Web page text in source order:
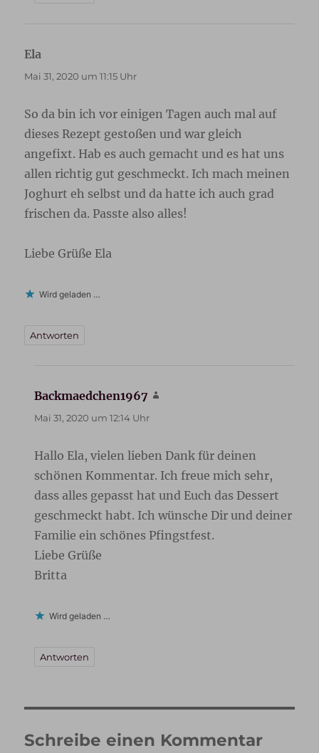
Ela
Mai 31, 2020 um 11:15 Uhr
So da bin ich vor einigen Tagen auch mal auf
dieses Rezept gestoßen und war gleich
angefixt. Hab es auch gemacht und es hat uns
allen richtig gut geschmeckt. Ich mach meinen
Joghurt eh selbst und da hatte ich auch grad
frischen da. Passte also alles!
Liebe Grüße Ela
Wird geladen …
Antworten
Backmaedchen1967
Mai 31, 2020 um 12:14 Uhr
Hallo Ela, vielen lieben Dank für deinen
schönen Kommentar. Ich freue mich sehr,
dass alles gepasst hat und Euch das Dessert
geschmeckt habt. Ich wünsche Dir und deiner
Familie ein schönes Pfingstfest.
Liebe Grüße
Britta
Wird geladen …
Antworten
Schreibe einen Kommentar